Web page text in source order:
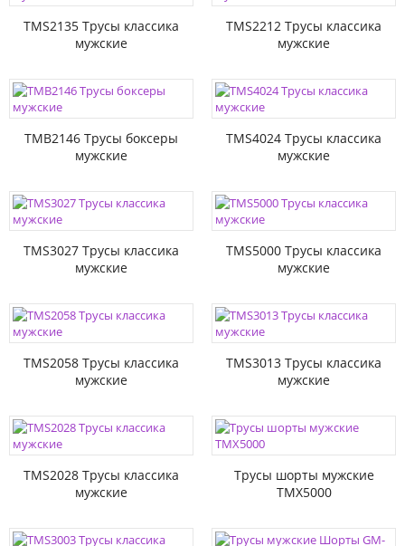
TMS2135 Трусы классика
мужские
TMS2212 Трусы классика
мужские
TMB2146 Трусы боксеры
мужские
TMS4024 Трусы классика
мужские
TMS3027 Трусы классика
мужские
TMS5000 Трусы классика
мужские
TMS2058 Трусы классика
мужские
TMS3013 Трусы классика
мужские
TMS2028 Трусы классика
мужские
Трусы шорты мужские
TMX5000